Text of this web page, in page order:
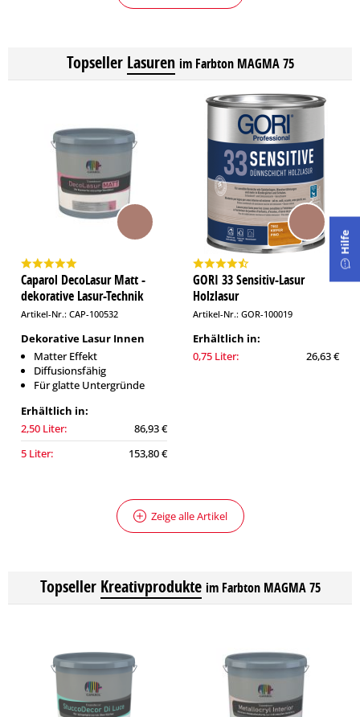
Topseller Lasuren im Farbton MAGMA 75
Caparol DecoLasur Matt -
dekorative Lasur-Technik
Artikel-Nr.: CAP-100532
Dekorative Lasur Innen
Matter Effekt
Diffusionsfähig
Für glatte Untergründe
Erhältlich in:
2,50 Liter:
86,93 €
5 Liter:
153,80 €
GORI 33 Sensitiv-Lasur
Holzlasur
Artikel-Nr.: GOR-100019
Erhältlich in:
0,75 Liter:
26,63 €
Zeige alle Artikel
Topseller Kreativprodukte im Farbton MAGMA 75
Hilfe